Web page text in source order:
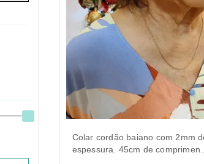
colar cordão baiano com 2mm de
espessura. 45cm de comprimen...